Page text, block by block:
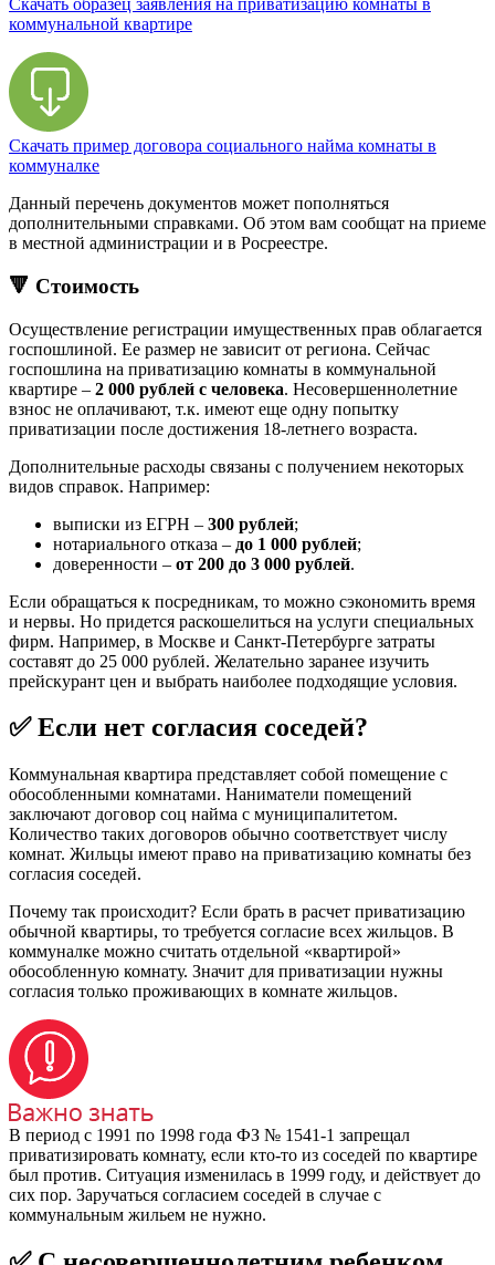
Скачать образец заявления на приватизацию комнаты в
коммунальной квартире
Скачать пример договора социального найма комнаты в
коммуналке
Данный перечень документов может пополняться
дополнительными справками. Об этом вам сообщат на приеме
в местной администрации и в Росреестре.
🔻 Стоимость
Осуществление регистрации имущественных прав облагается
госпошлиной. Ее размер не зависит от региона. Сейчас
госпошлина на приватизацию комнаты в коммунальной
квартире – 2 000 рублей с человека. Несовершеннолетние
взнос не оплачивают, т.к. имеют еще одну попытку
приватизации после достижения 18-летнего возраста.
Дополнительные расходы связаны с получением некоторых
видов справок. Например:
выписки из ЕГРН – 300 рублей;
нотариального отказа – до 1 000 рублей;
доверенности – от 200 до 3 000 рублей.
Если обращаться к посредникам, то можно сэкономить время
и нервы. Но придется раскошелиться на услуги специальных
фирм. Например, в Москве и Санкт-Петербурге затраты
составят до 25 000 рублей. Желательно заранее изучить
прейскурант цен и выбрать наиболее подходящие условия.
✅ Если нет согласия соседей?
Коммунальная квартира представляет собой помещение с
обособленными комнатами. Наниматели помещений
заключают договор соц найма с муниципалитетом.
Количество таких договоров обычно соответствует числу
комнат. Жильцы имеют право на приватизацию комнаты без
согласия соседей.
Почему так происходит? Если брать в расчет приватизацию
обычной квартиры, то требуется согласие всех жильцов. В
коммуналке можно считать отдельной «квартирой»
обособленную комнату. Значит для приватизации нужны
согласия только проживающих в комнате жильцов.
В период с 1991 по 1998 года ФЗ № 1541-1 запрещал
приватизировать комнату, если кто-то из соседей по квартире
был против. Ситуация изменилась в 1999 году, и действует до
сих пор. Заручаться согласием соседей в случае с
коммунальным жильем не нужно.